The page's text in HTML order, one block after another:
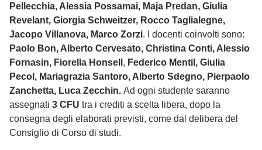
Pellecchia, Alessia Possamai, Maja Predan, Giulia
Revelant, Giorgia Schweitzer, Rocco Taglialegne,
Jacopo Villanova, Marco Zorzi. I docenti coinvolti sono:
Paolo Bon, Alberto Cervesato, Christina Conti, Alessio
Fornasin, Fiorella Honsell , Federico Mentil, Giulia
Pecol, Mariagrazia Santoro, Alberto Sdegno, Pierpaolo
Zanchetta, Luca Zecchin. Ad ogni studente saranno
assegnati 3 CFU tra i crediti a scelta libera, dopo la
consegna degli elaborati previsti, come dal delibera del
Consiglio di Corso di studi.